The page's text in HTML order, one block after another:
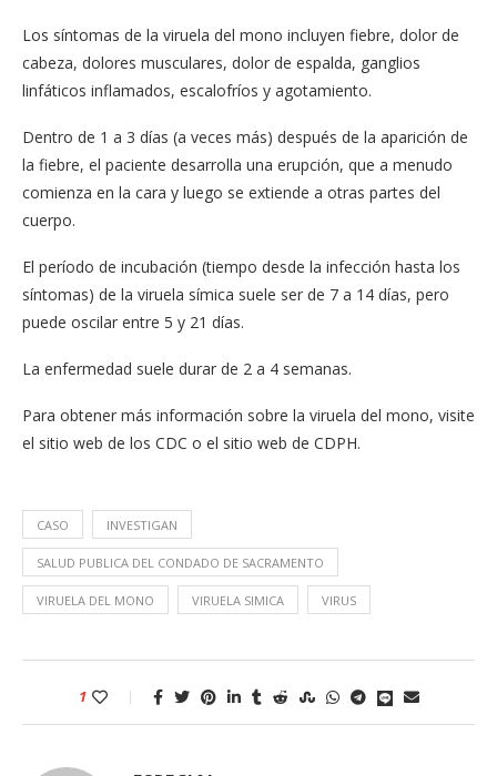
Los síntomas de la viruela del mono incluyen fiebre, dolor de
cabeza, dolores musculares, dolor de espalda, ganglios
linfáticos inflamados, escalofríos y agotamiento.
Dentro de 1 a 3 días (a veces más) después de la aparición de
la fiebre, el paciente desarrolla una erupción, que a menudo
comienza en la cara y luego se extiende a otras partes del
cuerpo.
El período de incubación (tiempo desde la infección hasta los
síntomas) de la viruela símica suele ser de 7 a 14 días, pero
puede oscilar entre 5 y 21 días.
La enfermedad suele durar de 2 a 4 semanas.
Para obtener más información sobre la viruela del mono, visite
el sitio web de los CDC o el sitio web de CDPH.
CASO INVESTIGAN
SALUD PUBLICA DEL CONDADO DE SACRAMENTO
VIRUELA DEL MONO VIRUELA SIMICA VIRUS
1